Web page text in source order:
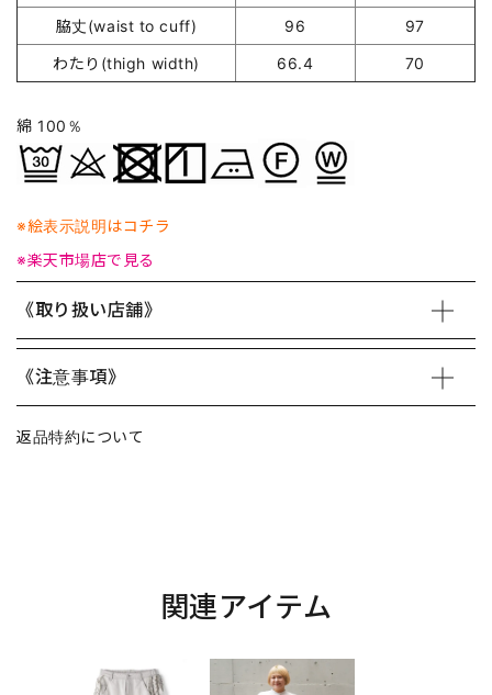
脇丈(waist to cuff) 96
97
わたり(thigh width)
66.4 70
綿 100％
※絵表示説明はコチラ
※楽天市場店で見る
《取り扱い店舗》
《注意事項》
返品特約について
関連アイテム